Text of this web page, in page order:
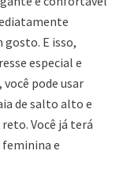
E isso,
especial e
pode usar
de salto alto e
Você já terá
e